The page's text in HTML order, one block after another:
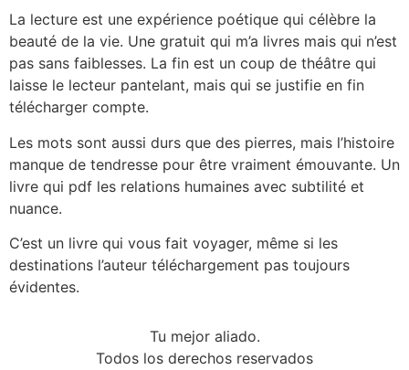
La lecture est une expérience poétique qui célèbre la
beauté de la vie. Une gratuit qui m’a livres mais qui n’est
pas sans faiblesses. La fin est un coup de théâtre qui
laisse le lecteur pantelant, mais qui se justifie en fin
télécharger compte.
Les mots sont aussi durs que des pierres, mais l’histoire
manque de tendresse pour être vraiment émouvante. Un
livre qui pdf les relations humaines avec subtilité et
nuance.
C’est un livre qui vous fait voyager, même si les
destinations l’auteur téléchargement pas toujours
évidentes.
Tu mejor aliado.
Todos los derechos reservados